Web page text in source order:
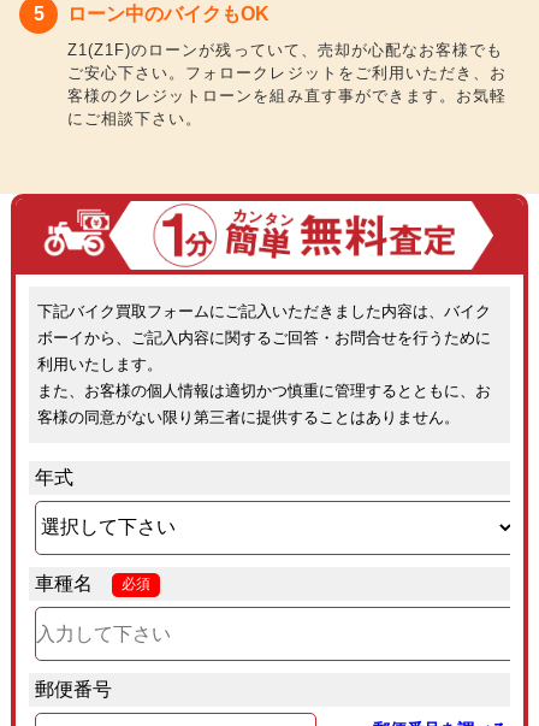
ローン中のバイクもOK
Z1(Z1F)のローンが残っていて、売却が心配なお客様でも
ご安心下さい。フォロークレジットをご利用いただき、お
客様のクレジットローンを組み直す事ができます。お気軽
にご相談下さい。
下記バイク買取フォームにご記入いただきました内容は、バイク
ボーイから、ご記入内容に関するご回答・お問合せを行うために
利用いたします。
また、お客様の個人情報は適切かつ慎重に管理するとともに、お
客様の同意がない限り第三者に提供することはありません。
年式
車種名 必須
郵便番号